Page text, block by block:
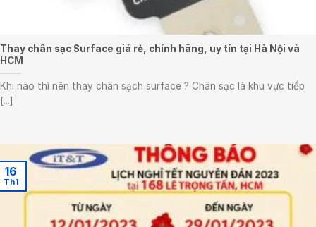
Thay chân sạc Surface giá rẻ, chính hãng, uy tín tại Hà Nội và
HCM
Khi nào thì nên thay chân sạch surface ? Chân sạc là khu vực tiếp
[...]
16
Th1